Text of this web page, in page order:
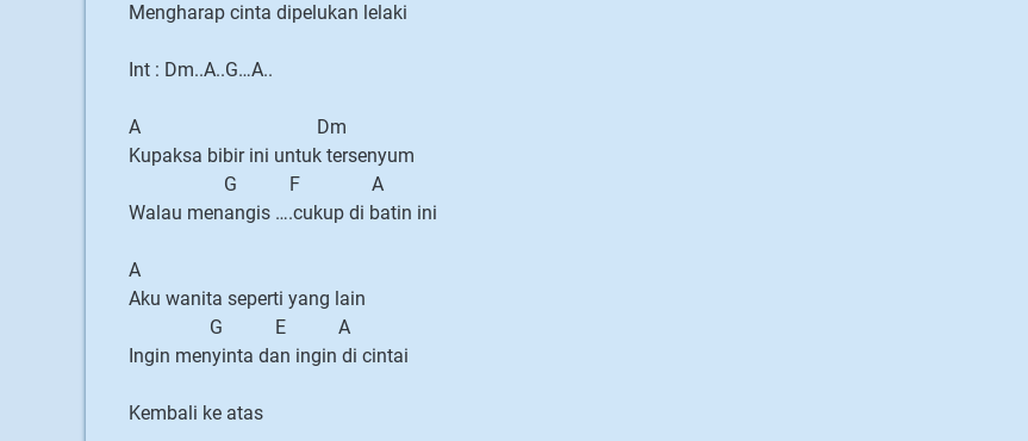
Mengharap cinta dipelukan lelaki
Int : Dm..A..G…A..
A Dm
Kupaksa bibir ini untuk tersenyum
G F A
Walau menangis ….cukup di batin ini
A
Aku wanita seperti yang lain
G E A
Ingin menyinta dan ingin di cintai
Kembali ke atas